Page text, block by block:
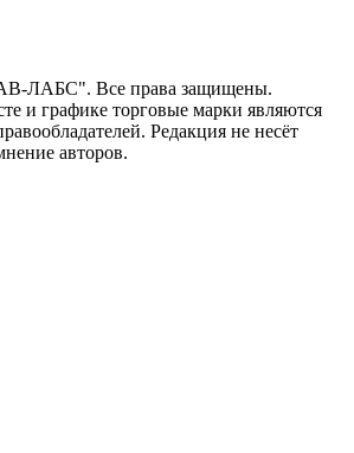
ЛАБС". Все права защищены.
и графике торговые марки являются
Редакция не несёт
авторов.